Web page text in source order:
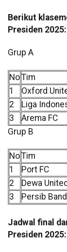
Berikut
Presiden 2025:
Grup A
NoTim
1
Oxford
2
Liga
3
Arema FC
Grup B
NoTim
1
Port FC
2
Dewa United
3
Persib
Jadwal final
Presiden 2025: